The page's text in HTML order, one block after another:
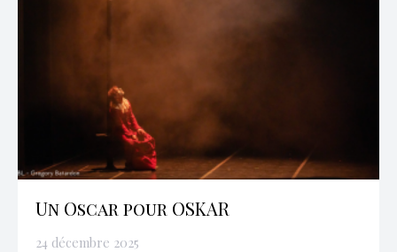
Un Oscar pour OSKAR
24 décembre 2025